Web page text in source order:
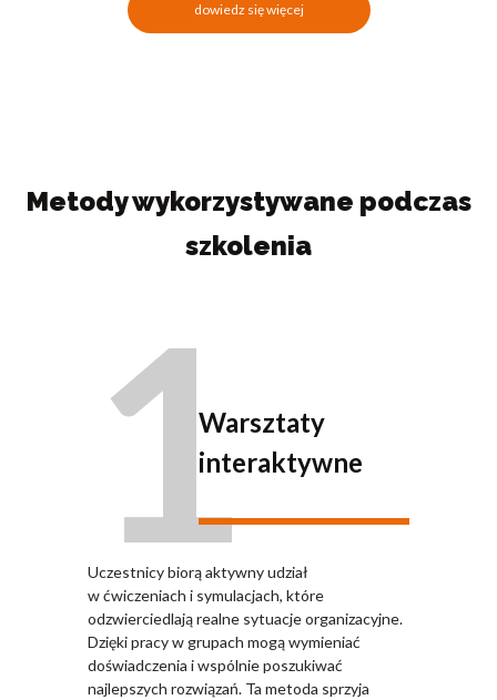
dowiedz się więcej
Metody wykorzystywane podczas
szkolenia
1Warsztaty
interaktywne
Uczestnicy biorą aktywny udział
w ćwiczeniach i symulacjach, które
odzwierciedlają realne sytuacje organizacyjne.
Dzięki pracy w grupach mogą wymieniać
doświadczenia i wspólnie poszukiwać
najlepszych rozwiązań. Ta metoda sprzyja